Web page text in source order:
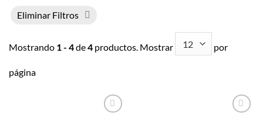
Eliminar Filtros
Mostrando 1 - 4de4 productos. Mostrar por
página